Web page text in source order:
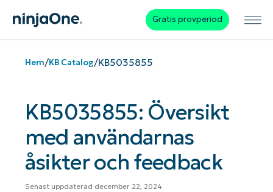
Gratis provperiod
Hem/KB Catalog/KB5035855
KB5035855: Översikt
med användarnas
åsikter och feedback
Senast uppdaterad december 22, 2024